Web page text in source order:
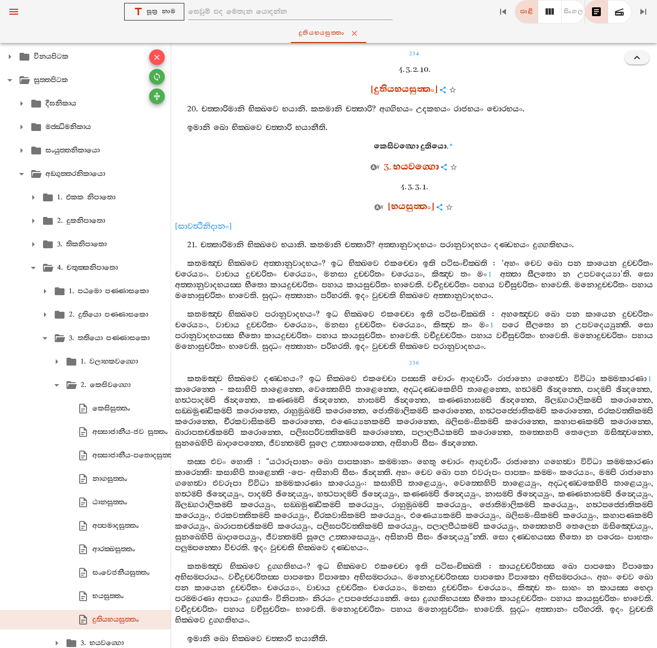
සූත්‍ර නාම පාළි සිංහල
දුතියභයසුත‍්තං
විනයපිටක
සුත‍්තපිටක
දීඝනිකාය
මජ‍්ඣිමනිකාය
සංයුත‍්තනිකායො
අඞ‍්ගුත‍්තරනිකායො
1. එකක නිපාතො
2. දුකනිපාතො
3. තිකනිපාතො
4. චතුක‍්කනිපාතො
1. පඨමො පණ‍්ණාසකො
2. දුතියො පණ‍්ණාසකො
3. තතියො පණ‍්ණාසකො
1. වලාහකවග‍්ගො
2. කෙසිවග‍්ගො
කෙසිසුත‍්තං
අස‍්සාජානීය-ජව සුත‍්තං
අස‍්සාජානීය-පතොදසුත‍්තං
නාගසුත‍්තං
ඨානසුත‍්තං
අප‍්පමාදසුත‍්තං
ආරක‍්ඛසුත‍්තං
සංවෙජනීයසුත‍්තං
භයසුත‍්තං
දුතියභයසුත‍්තං
3. භයවග‍්ගො
234
4. 3. 2. 10.
[දුතියභයසුත‍්තං]
20. චත‍්තාරිමානි භික‍්ඛවෙ භයානි. කතමානි චත‍්තාරි? අග‍්ගිභයං උදකභයං රාජභයං චොරභයං.
ඉමානි ඛො භික‍්ඛවෙ චත‍්තාරි භයානීති.
කෙසිවග‍්ගොදුතියො.*
3.භයවග‍්ගො
4. 3. 3. 1.
[භයසුත‍්තං]
[සාවත්‍ථිනිදානං]
21. චත‍්තාරිමානි භික‍්ඛවෙ භයානි. කතමානි චත‍්තාරි? අත‍්තානුවාදභයං පරානුවාදභයං දණ‍්ඩභයං දුග‍්ගතිභයං.
කතමඤ‍්ච භික‍්ඛවෙ අත‍්තානුවාදභයං? ඉධ භික‍්ඛවෙ එකච‍්චො ඉති පටිසංචික‍්ඛති : ‘අහං චෙව ඛො පන කායෙන
දුච‍්චරිතං
චරෙය්‍යං. වාචාය දුච‍්චරිතං චරෙය්‍යං,මනසා දුච‍්චරිතං චරෙය්‍යං,කිඤ‍්ච තං මං 1 අත‍්තා සීලතො න උපවදෙය්‍යා’ති.සො
අත‍්තානුවාදභයස‍්ස භීතො කායදුච‍්චරිතං පහාය කායසුචරිතං භාවෙති.වචීදුච‍්චරිතං පහාය වචීසුචරිතං භාවෙති. මනොදුච‍්චරිතං පහාය
මනොසුචරිතං භාවෙති. සුද‍්ධං අත‍්තානං පරිහරති. ඉදං වුච‍්චති භික‍්ඛවෙ අත‍්තානුවාදභයං.
කතමඤ‍්ච
භික‍්ඛවෙ පරානුවාදභයං? ඉධ භික‍්ඛවෙ එකච‍්චො ඉති පටිසංචික‍්ඛති : අහඤ‍්චෙව ඛො පන කායෙන
දුච‍්චරිතං
චරෙය්‍යං, වාචාය දුච‍්චරිතං චරෙය්‍යං, මනසා දුච‍්චරිතං චරෙය්‍යං, කිඤ‍්ච තං මං 1 පරෙ සීලතො න උපවදෙය්‍යුන‍්ති. සො
පරානුවාදභයස‍්ස භීතො කායදුච‍්චරිතං පහාය කායසුචරිතං භාවෙති.වචීදුච‍්චරිතං පහාය වචීසුචරිතං භාවෙති.මනොදුච‍්චරිතං පහාය
මනොසුචරිතං භාවෙති. සුද‍්ධං අත‍්තානං පරිහරති. ඉදං වුච‍්චති භික‍්ඛවෙ පරානුවාදභයං.
236
කතමඤ‍්ච භික‍්ඛවෙ දණ‍්ඩභයං? ඉධ භික‍්ඛවෙ එකච‍්චො පස‍්සති චොරං ආගුචාරිං රාජානො ගහෙත්‍වා විවිධා කම‍්මකාරණා 1
කාරෙන‍්තෙ - කසාහිපි තාළෙන‍්තෙ,වෙත‍්තෙහිපි තාළෙන‍්තෙ,අද‍්ධදණ‍්ඩකෙහිපි තාළෙන‍්තෙ, හත්‍ථම‍්පි ඡින්‍දන‍්තෙ,පාදම‍්පි ඡින්‍දන‍්තෙ,
හත්‍ථපාදම‍්පි
ඡින්‍දන‍්තෙ, කණ‍්ණම‍්පි ඡින්‍දන‍්තෙ, නාසම‍්පි ඡින්‍දන‍්තෙ, කණ‍්ණනාසම‍්පි ඡින්‍දන‍්තෙ, බිලඞ‍්ගථාලිකම‍්පි කරොන‍්තෙ,
සඞ‍්ඛමුණ‍්ඩිකම‍්පි කරොන‍්තෙ, රාහුමුඛම‍්පි කරොන‍්තෙ, ජොතිමාලිකම‍්පි කරොන‍්තෙ, හත්‍ථපජ‍්ජොතිකම‍්පි කරොන‍්තෙ, එරකවත‍්තිකම‍්පි
කරොන‍්තෙ, චීරකවාසිකම‍්පි කරොන‍්තෙ, එණෙය්‍යනකම‍්පි කරොන‍්තෙ, බලිසමංසිකම‍්පි කරොන‍්තෙ, කහාපණකම‍්පි කරොන‍්තෙ,
ඛාරාපතච‍්ඡිකම‍්පි
කරොන‍්තෙ, පලිඝපරිවත‍්තිකම‍්පි කරොන‍්තෙ, පලාලපීඨකම‍්පි කරොන‍්තෙ, තත‍්තෙනපි තෙලෙන ඔසිඤ‍්චන‍්තෙ,
සුනඛෙහිපි ඛාදාපෙන‍්තෙ, ජීවන‍්තම‍්පි සූලෙ උත‍්තාසෙන‍්තෙ, අසිනාපි සීසං ඡින්‍දන‍්තෙ.
තස‍්ස එවං හොති : “යථාරූපානං ඛො පාපකානං කම‍්මානං හෙතු චොරං ආගුචාරිං රාජානො ගහෙත්‍වා විවිධා කම‍්මකාරණා
කාරෙන‍්ති:කසාහිපි තාළෙන‍්ති -පෙ- අසිනාපි සීසං ඡින්‍දන‍්ති.අහං චෙව ඛො පන එවරූපං පාපකං කම‍්මං කරෙය්‍යං, මම‍්පි රාජානො
ගහෙත්‍වා
එවරූපා විවිධා කම‍්මකාරණා කාරෙය්‍යුං: කසාහිපි තාළෙය්‍යුං,වෙත‍්තෙහිපි තාළෙය්‍යුං,අද‍්ධදණ‍්ඩකෙහිපි තාළෙය්‍යුං,
හත්‍ථම‍්පි ඡින්‍දෙය්‍යුං, පාදම‍්පි ඡින්‍දෙය්‍යුං,හත්‍ථපාදම‍්පි ඡින්‍දෙය්‍යුං, කණ‍්ණම‍්පි ඡින්‍දෙය්‍යුං, නාසම‍්පි ඡින්‍දෙය්‍යුං,කණ‍්ණනාසම‍්පි ඡින්‍දෙය්‍යුං,
බිලඞ‍්ගථාලිකම‍්පි
කරෙය්‍යුං, සඞ‍්ඛමුණ‍්ඩිකම‍්පි කරෙය්‍යුං, රාහුමුඛම‍්පි කරෙය්‍යුං,ජොතිමාලිකම‍්පි කරෙය්‍යුං, හත්‍ථපජ‍්ජොතිකම‍්පි
කරෙය්‍යුං,එරකවත‍්තිකම‍්පි කරෙය්‍යුං,චීරකවාසිකම‍්පි කරෙය්‍යුං, එණෙය්‍යකම‍්පි කරෙය්‍යුං, බලිසමංසිකම‍්පි කරෙය්‍යුං,කහාපණකම‍්පි
කරෙය්‍යුං,ඛාරාපතච‍්ඡිකම‍්පි කරෙය්‍යුං,පලිඝපරිවත‍්තිකම‍්පි කරෙය්‍යුං,පලාලපීඨකම‍්පි කරෙය්‍යුං,තත‍්තෙනපි තෙලෙන ඔසිඤ‍්චෙය්‍යුං,
සුනඛෙහිපි ඛාදාපෙය්‍යුං, ජීවන‍්තම‍්පි සූලෙ උත‍්තාසෙය්‍යුං, අසිනාපි සීසං ඡින්‍දෙය්‍යු”න‍්ති. සො දණ‍්ඩභයස‍්ස භීතො න පරෙසං පාභතං
පලුම‍්පන‍්තො විචරති. ඉදං වුච‍්චති භික‍්ඛවෙ දණ‍්ඩභයං.
කතමඤ‍්ච
භික‍්ඛවෙ දුග‍්ගතිභයං?ඉධ භික‍්ඛවෙ එකච‍්චො ඉති පටිසංචික‍්ඛති :කායදුච‍්චරිතස‍්ස ඛො පාපකො
විපාකො
අභිසම‍්පරායං. වචීදුච‍්චරිතස‍්ස පාපකො විපාකො අභිසම‍්පරායං. මනොදුච‍්චරිතස‍්ස පාපකො විපාකො අභිසම‍්පරායං.අහං චෙව ඛො
පන
කායෙන දුච‍්චරිතං චරෙය්‍යං,වාචාය දුච‍්චරිතං චරෙය්‍යං, මනසා දුච‍්චරිතං චරෙය්‍යං,කිඤ‍්ච තං සාහං න කායස‍්ස
භෙදා
පරම‍්මරණා අපායං දුග‍්ගතිං විනිපාතං නිරයං උපපජ‍්ජෙය්‍යන‍්ති. සො දුග‍්ගතිභයස‍්ස භීතො කායදුච‍්චරිතං පහාය කායසුචරිතං භාවෙති.
වචීදුච‍්චරිතං
පහාය වචීසුචරිතං භාවෙති.මනොදුච‍්චරිතං පහාය මනොසුචරිතං භාවෙති. සුද‍්ධං අත‍්තානං පරිහරති.ඉදං
වුච‍්චති
භික‍්ඛවෙ දුග‍්ගතිභයං.
ඉමානි ඛො භික‍්ඛවෙ චත‍්තාරි භයානීති.